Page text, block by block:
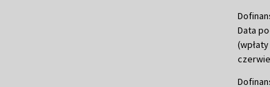
Data